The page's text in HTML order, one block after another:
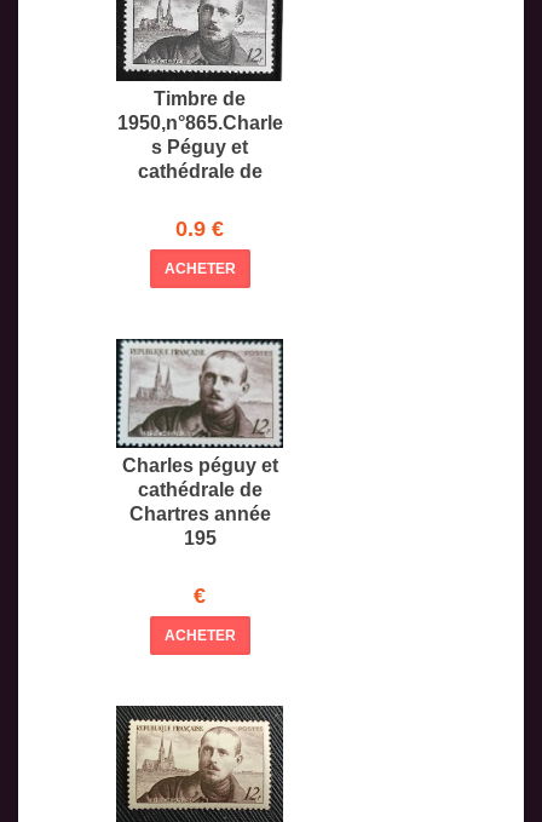
Timbre de
1950,n°865.Charle
s Péguy et
cathédrale de
0.9 €
ACHETER
Charles péguy et
cathédrale de
Chartres année
195
€
ACHETER